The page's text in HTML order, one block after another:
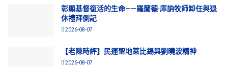
彰顯基督復活的生命——羅蘭德·庫訥牧師卸任與退
休禮拜側記
2026-08-07
【老陳時評】民運聖地萊比錫與劉曉波精神
2026-08-07